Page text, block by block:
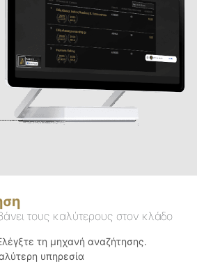
τους καλύτερους στον κλάδο
τη μηχανή αναζήτησης.
υπηρεσία